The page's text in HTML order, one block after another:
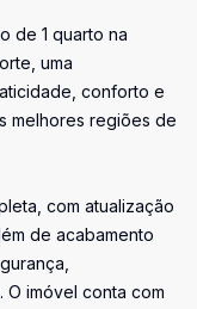
de 1 quarto na
uma
conforto e
melhores regiões de
com atualização
de acabamento
imóvel conta com